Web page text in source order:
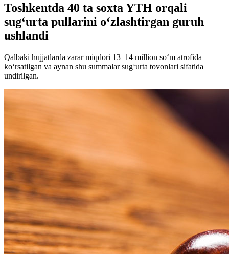
Toshkentda 40 ta soxta YTH orqali
sug‘urta pullarini o‘zlashtirgan guruh
ushlandi
Qalbaki hujjatlarda zarar miqdori 13–14 million so‘m atrofida
ko‘rsatilgan va aynan shu summalar sug‘urta tovonlari sifatida
undirilgan.